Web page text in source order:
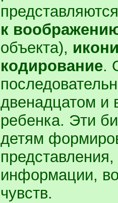
к
объекта),
кодирование.
двенадцатом и
ребенка. Эти
детям
информации,
чувств.